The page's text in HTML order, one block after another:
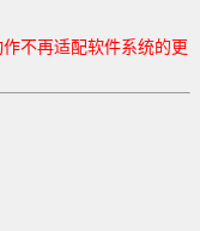
不再适配软件系统的更